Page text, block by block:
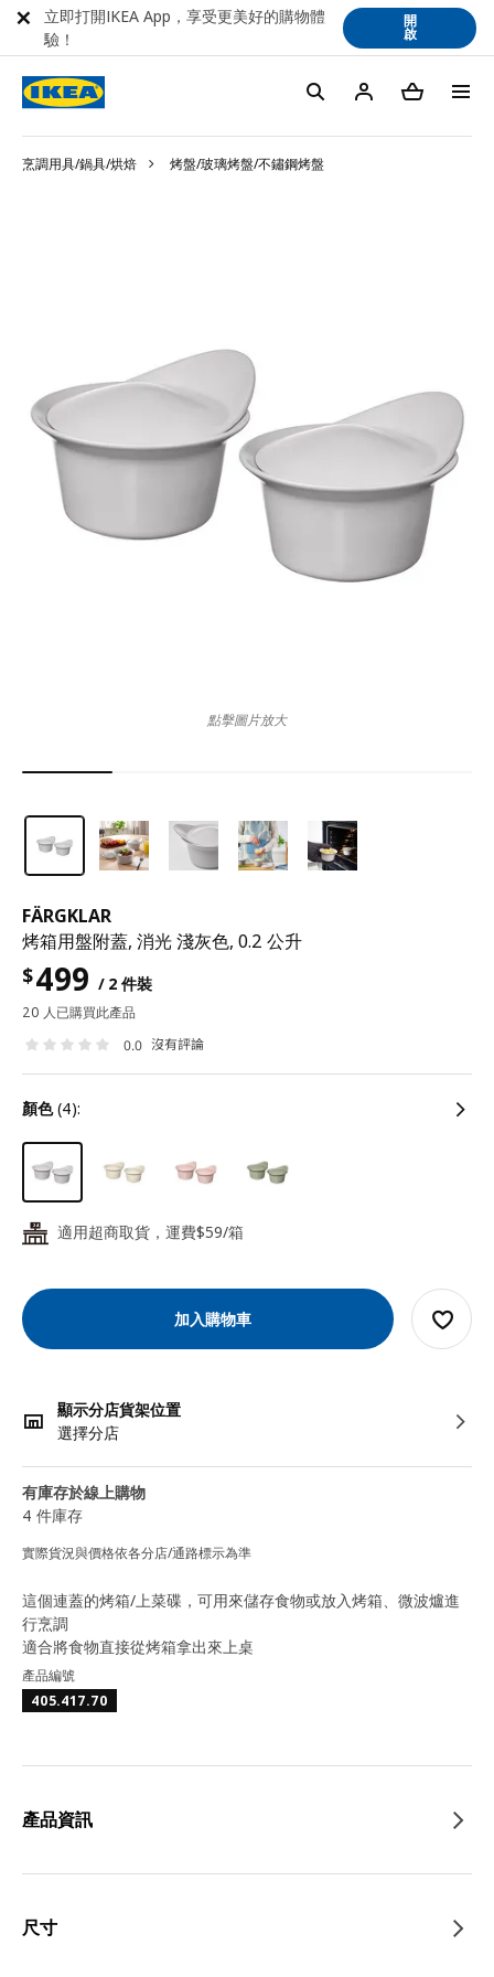
烹調用具/鍋具/烘焙 烤盤/玻璃烤盤/不鏽鋼烤盤
FÄRGKLAR
烤箱用盤附蓋, 消光 淺灰色, 0.2 公升
$499 / 2 件裝
20 人已購買此產品
0.0 沒有評論
顏色(4):
24 適用超商取貨，運費$59/箱
加入購物車
顯示分店貨架位置
選擇分店
有庫存於線上購物
4 件庫存
實際貨況與價格依各分店/通路標示為準
點擊圖片放大
這個連蓋的烤箱/上菜碟，可用來儲存食物或放入烤箱、微波爐進
行烹調
適合將食物直接從烤箱拿出來上桌
產品編號
405.417.70
產品資訊
尺寸
立即打開IKEA App，享受更美好的購物體
驗！
開
啟